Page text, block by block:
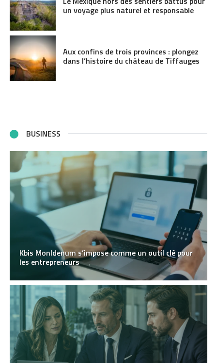
un voyage plus naturel et responsable
Aux confins de trois provinces : plongez
dans l’histoire du château de Tiffauges
BUSINESS
Kbis MonIdenum s’impose comme un outil clé pour
les entrepreneurs